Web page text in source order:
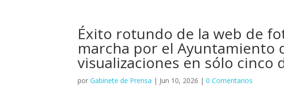
Éxito rotundo de la web de
marcha por el Ayuntamiento
visualizaciones en sólo cinco
por Gabinete de Prensa | Jun 10, 2026 | 0 Comentarios